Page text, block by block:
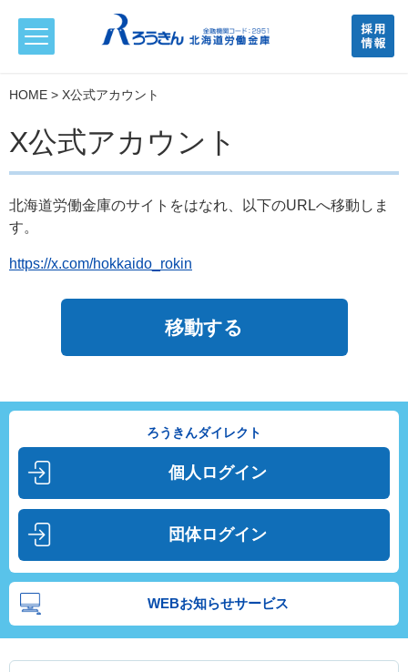
HOME > X公式アカウント
X公式アカウント
北海道労働金庫のサイトをはなれ、以下のURLへ移動しま
す。
https://x.com/hokkaido_rokin
移動する
ろうきんダイレクト
個人ログイン
団体ログイン
WEBお知らせサービス